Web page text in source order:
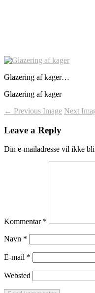
Glazering af kager…
Glazering af kager
← Previous Image Next
Leave a Reply
Din e-mailadresse vil ikke
Kommentar *
Navn *
E-mail *
Websted